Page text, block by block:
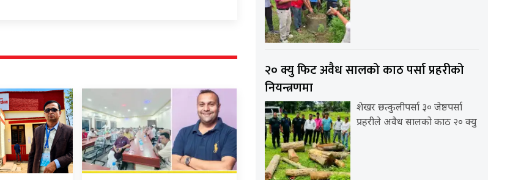
२० क्यु फिट अवैध सालको काठ पर्सा प्रहरीको
नियन्त्रणमा
शेखर छत्कुलीपर्सा ३० जेष्ठपर्सा
प्रहरीले अवैध सालको काठ २० क्यु